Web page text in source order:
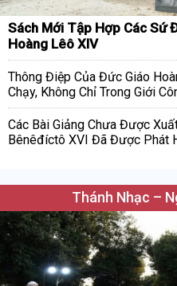
Sách Mới Tập Hợp Các Sứ
Hoàng Lêô XIV
Thông Điệp Của Đức Giáo
Chạy, Không Chỉ Trong Giới
Các Bài Giảng Chưa Được
Bênêđíctô XVI Đã Được Phát
Thánh Nhạc –